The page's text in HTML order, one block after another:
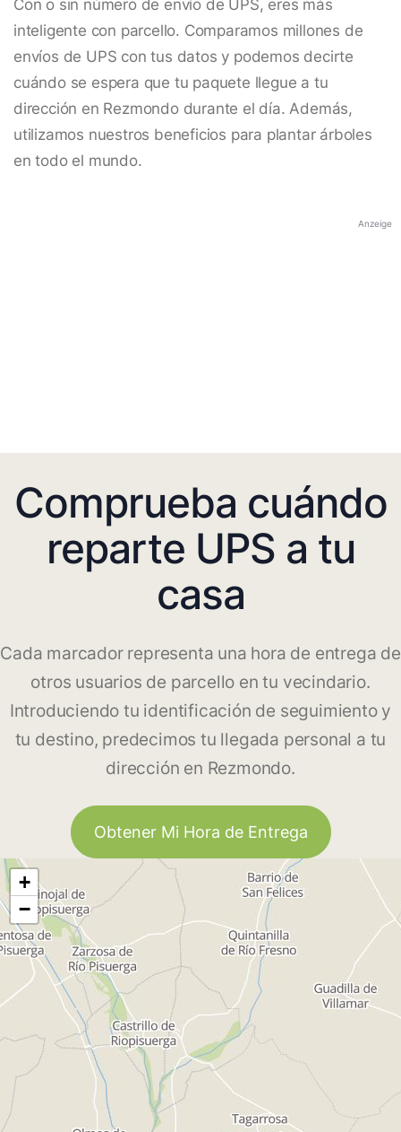
Con o sin número de envío de UPS, eres más
inteligente con parcello. Comparamos millones de
envíos de UPS con tus datos y podemos decirte
cuándo se espera que tu paquete llegue a tu
dirección en Rezmondo durante el día. Además,
utilizamos nuestros beneficios para plantar árboles
en todo el mundo.
Anzeige
Comprueba cuándo
reparte UPS a tu
casa
Cada marcador representa una hora de entrega de
otros usuarios de parcello en tu vecindario.
Introduciendo tu identificación de seguimiento y
tu destino, predecimos tu llegada personal a tu
dirección en Rezmondo.
Obtener Mi Hora de Entrega
+
−